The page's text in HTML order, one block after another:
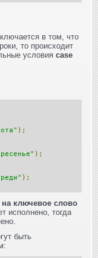
в том, что
то происходит
условия case
);
);
);
ключевое слово
исполнено, тогда
быть